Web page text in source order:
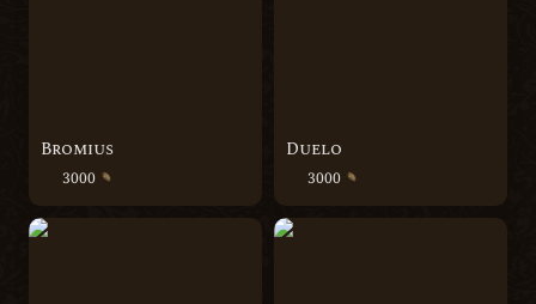
Bromius
3000
Duelo
3000
Garren Rood Orengall